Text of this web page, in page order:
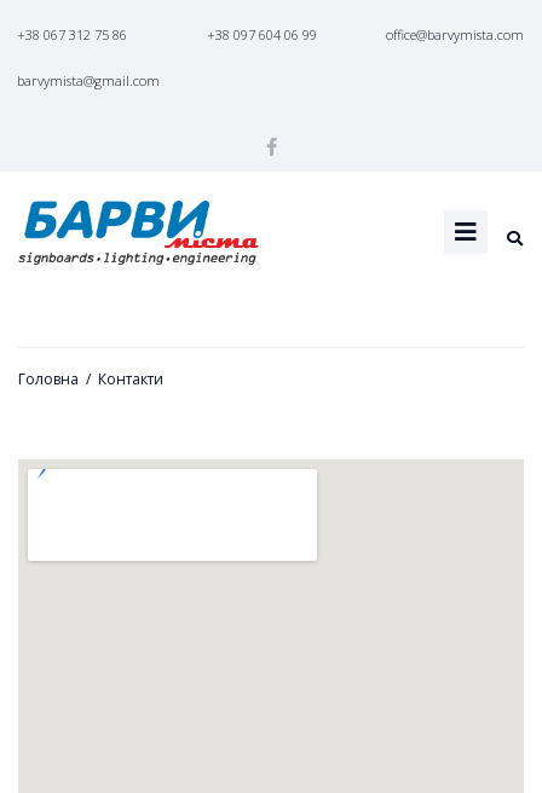
+38 067 312 75 86 +38 097 604 06 99 office@barvymista.com
barvymista@gmail.com
Головна / Контакти